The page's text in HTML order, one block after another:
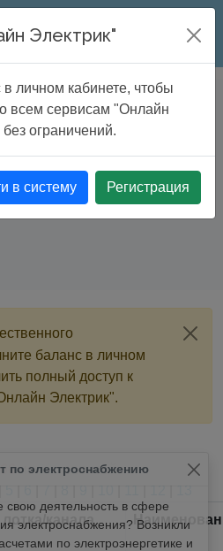
tray catalogue
баланс в личном
полный доступ к
Электрик".
по электроснабжению
свою деятельность в сфере
электроснабжения? Возникли
по электроэнергетике и
из366записей.
канала
Электрик"
личном кабинете, чтобы
всем сервисам "Онлайн
ограничений.
в систему Регистрация